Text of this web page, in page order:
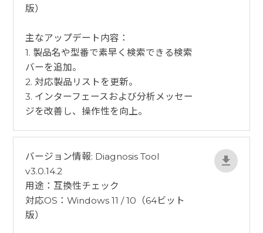
版）
​主なアップデート内容：
1. 製品名や型番で素早く検索できる検索
バーを追加。
2. 対応製品リストを更新。
3. インターフェースおよび分析メッセー
ジを改善し、操作性を向上。
バージョン情報: Diagnosis Tool
v3.0.14.2
用途：互換性チェック
対応OS：Windows 11 / 10（64ビット
版）